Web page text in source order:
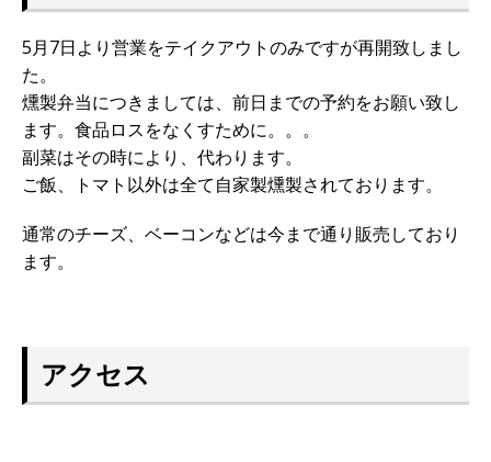
5月7日より営業をテイクアウトのみですが再開致しまし
た。
燻製弁当につきましては、前日までの予約をお願い致し
ます。食品ロスをなくすために。。。
副菜はその時により、代わります。
ご飯、トマト以外は全て自家製燻製されております。
通常のチーズ、ベーコンなどは今まで通り販売しており
ます。
アクセス